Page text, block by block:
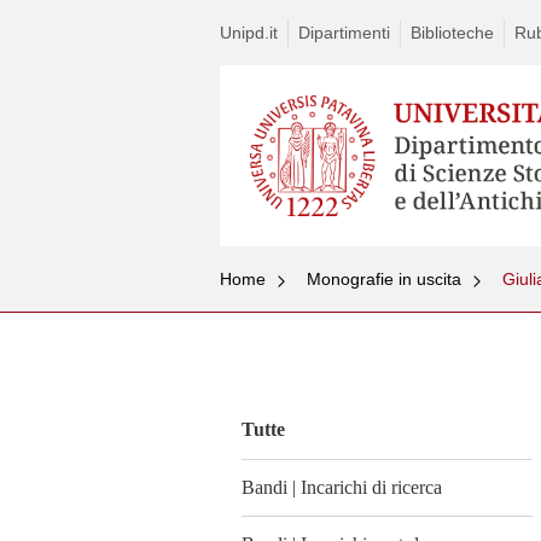
Unipd.it Dipartimenti Biblioteche
Home Monografie in uscita
Tutte
Bandi | Incarichi di ricerca